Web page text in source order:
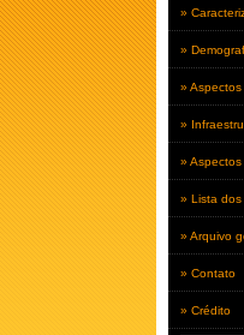
»
»
»
»
»
» Lista dos
» Arquivo
» Contato
» Crédito